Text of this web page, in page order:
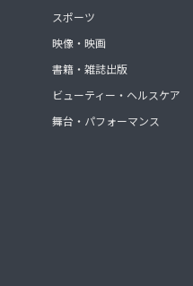
スポーツ
映像・映画
書籍・雑誌出版
ビューティー・ヘルスケア
舞台・パフォーマンス